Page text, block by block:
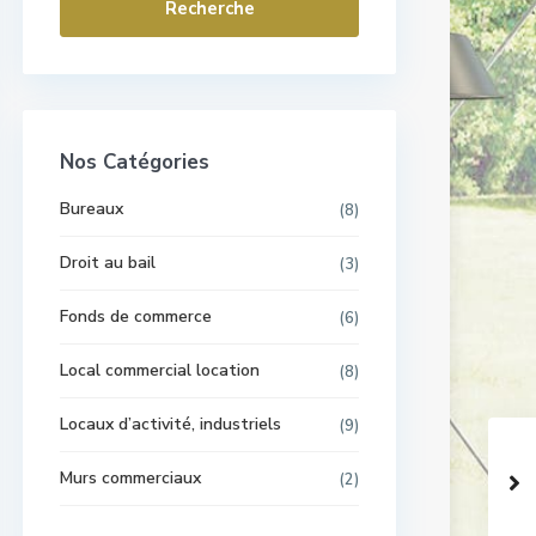
Recherche
Nos Catégories
Bureaux (8)
Droit au bail (3)
Fonds de commerce (6)
Local commercial location (8)
Locaux d’activité, industriels (9)
Murs commerciaux (2)